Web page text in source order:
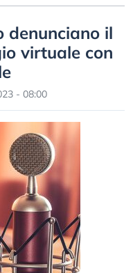
denunciano il
virtuale con
- 08:00